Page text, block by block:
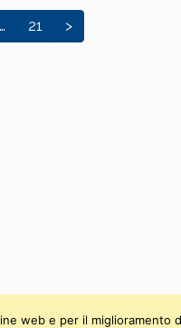
… 21 >
web e per il miglioramento